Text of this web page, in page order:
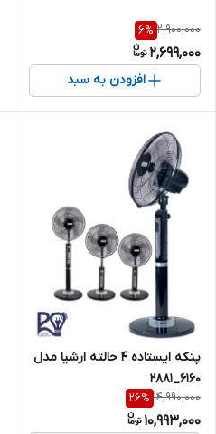
2,900,000
6%
2,699,000
افزودن به سبد
پنکه ایستاده ۴ حالته ارشیا مدل
۶۱۶۰_۲۸۸۱
14,990,000
26%
10,993,000